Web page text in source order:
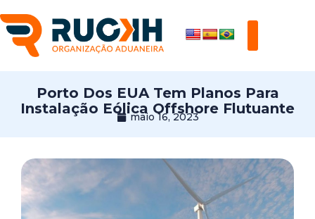
Porto Dos EUA Tem Planos Para
Instalação Eólica Offshore Flutuante
maio 16, 2023